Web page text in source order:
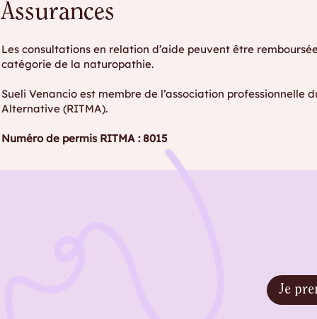
Assurances
Les consultations en relation d’aide peuvent être
catégorie de la naturopathie.
Sueli Venancio est membre de l’association
Alternative (RITMA).
Numéro de permis RITMA : 8015
Je